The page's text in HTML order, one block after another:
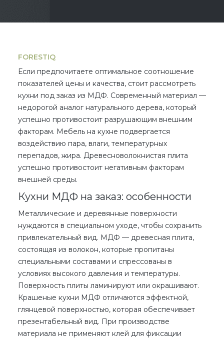
FORESTIQ
Если предпочитаете оптимальное соотношение
показателей цены и качества, стоит рассмотреть
кухни под заказ из МДФ. Современный материал —
недорогой аналог натурального дерева, который
успешно противостоит разрушающим внешним
факторам. Мебель на кухне подвергается
воздействию пара, влаги, температурных
перепадов, жира. Древесноволокнистая плита
успешно противостоит негативным факторам
внешней среды.
Кухни МДФ на заказ: особенности
Металлические и деревянные поверхности
нуждаются в специальном уходе, чтобы сохранить
привлекательный вид. МДФ — древесная плита,
состоящая из волокон, которые пропитаны
специальными составами и спрессованы в
условиях высокого давления и температуры.
Поверхность плиты ламинируют или окрашивают.
Крашеные кухни МДФ отличаются эффектной,
глянцевой поверхностью, которая обеспечивает
презентабельный вид. При производстве
материала не применяют клей для фиксации